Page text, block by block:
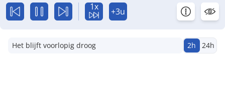
1x +3u
Het blijft voorlopig droog 2h 24h